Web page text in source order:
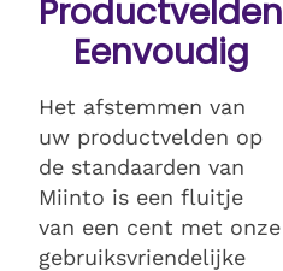
Productvelden
Eenvoudig
Het afstemmen van
uw productvelden op
de standaarden van
Miinto is een fluitje
van een cent met onze
gebruiksvriendelijke